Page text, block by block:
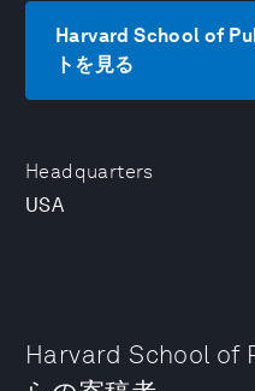
Headquarters
USA
Harvard School of
トを見る
Harvard School of